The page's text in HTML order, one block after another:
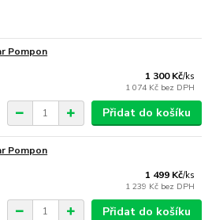
Pompon
1 300 Kč/ks
1 074 Kč bez DPH
Přidat do košíku
Pompon
1 499 Kč/ks
1 239 Kč bez DPH
Přidat do košíku